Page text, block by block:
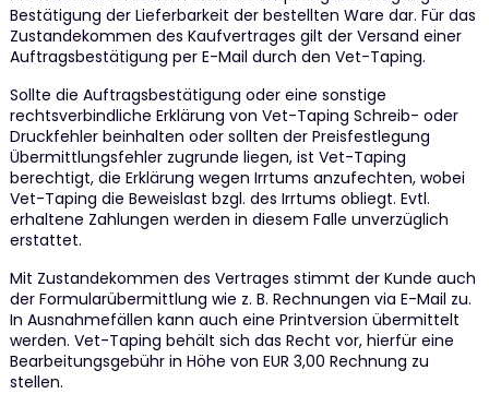
Bestätigung der Lieferbarkeit der bestellten Ware dar. Für das
Zustandekommen des Kaufvertrages gilt der Versand einer
Auftragsbestätigung per E-Mail durch den Vet-Taping.
Sollte die Auftragsbestätigung oder eine sonstige
rechtsverbindliche Erklärung von Vet-Taping Schreib- oder
Druckfehler beinhalten oder sollten der Preisfestlegung
Übermittlungsfehler zugrunde liegen, ist Vet-Taping
berechtigt, die Erklärung wegen Irrtums anzufechten, wobei
Vet-Taping die Beweislast bzgl. des Irrtums obliegt. Evtl.
erhaltene Zahlungen werden in diesem Falle unverzüglich
erstattet.
Mit Zustandekommen des Vertrages stimmt der Kunde auch
der Formularübermittlung wie z. B. Rechnungen via E-Mail zu.
In Ausnahmefällen kann auch eine Printversion übermittelt
werden. Vet-Taping behält sich das Recht vor, hierfür eine
Bearbeitungsgebühr in Höhe von EUR 3,00 Rechnung zu
stellen.